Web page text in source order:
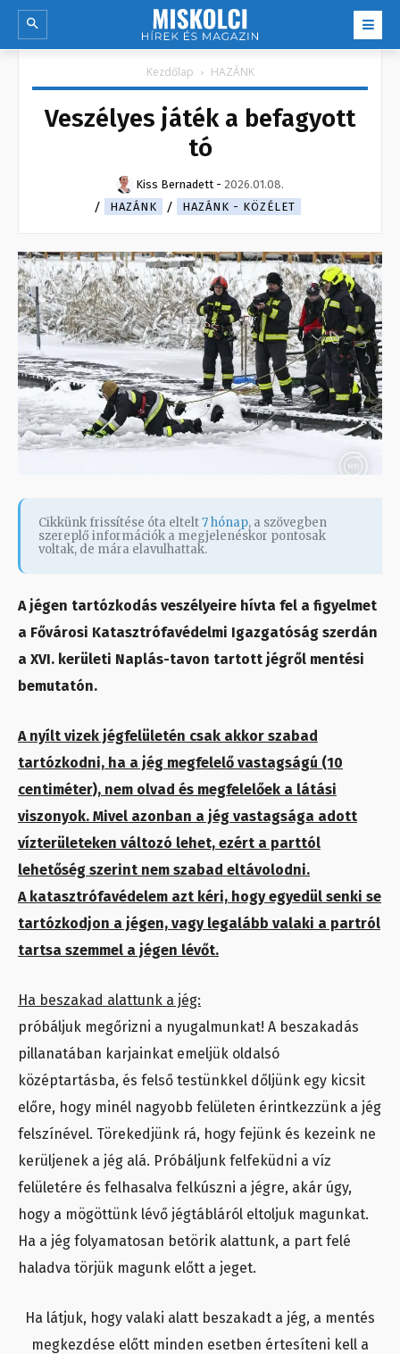
Kezdőlap HAZÁNK
Veszélyes játék a befagyott
tó
Kiss Bernadett - 2026.01.08.
HAZÁNK
HAZÁNK - KÖZÉLET
Cikkünk frissítése óta eltelt7 hónap, a szövegben
szereplő információk a megjelenéskor pontosak
voltak, de mára elavulhattak.
A jégen tartózkodás veszélyeire hívta fel a figyelmet
a Fővárosi Katasztrófavédelmi Igazgatóság szerdán
a XVI. kerületi Naplás-tavon tartott jégről mentési
bemutatón.
A nyílt vizek jégfelületén csak akkor szabad
tartózkodni, ha a jég megfelelő vastagságú (10
centiméter), nem olvad és megfelelőek a látási
viszonyok. Mivel azonban a jég vastagsága adott
vízterületeken változó lehet, ezért a parttól
lehetőség szerint nem szabad eltávolodni.
A katasztrófavédelem azt kéri, hogy egyedül senki se
tartózkodjon a jégen, vagy legalább valaki a partról
tartsa szemmel a jégen lévőt.
Ha beszakad alattunk a jég:
próbáljuk megőrizni a nyugalmunkat! A beszakadás
pillanatában karjainkat emeljük oldalsó
középtartásba, és felső testünkkel dőljünk egy kicsit
előre, hogy minél nagyobb felületen érintkezzünk a jég
felszínével. Törekedjünk rá, hogy fejünk és kezeink ne
kerüljenek a jég alá. Próbáljunk felfeküdni a víz
felületére és felhasalva felkúszni a jégre, akár úgy,
hogy a mögöttünk lévő jégtábláról eltoljuk magunkat.
Ha a jég folyamatosan betörik alattunk, a part felé
haladva törjük magunk előtt a jeget.
Ha látjuk, hogy valaki alatt beszakadt a jég, a mentés
megkezdése előtt minden esetben értesíteni kell a